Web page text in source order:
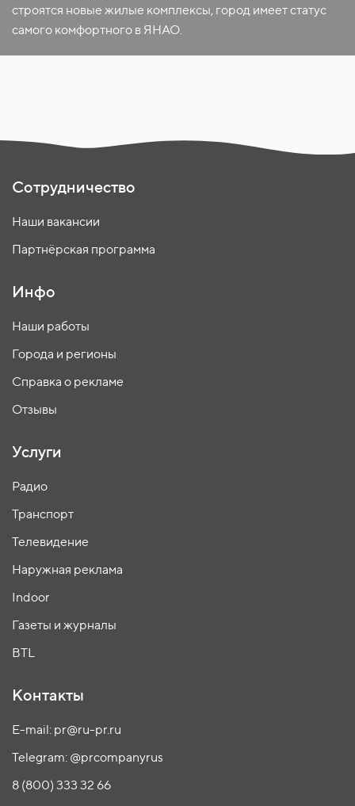
строятся новые жилые комплексы, город имеет статус
самого комфортного в ЯНАО.
Сотрудничество
Наши вакансии
Партнёрская программа
Инфо
Наши работы
Города и регионы
Справка о рекламе
Отзывы
Услуги
Радио
Транспорт
Телевидение
Наружная реклама
Indoor
Газеты и журналы
BTL
Контакты
E-mail: pr@ru-pr.ru
Telegram: @prcompanyrus
8 (800) 333 32 66